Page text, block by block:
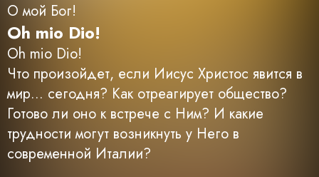
О мой Бог!
Oh mio Dio!
Oh mio Dio!
Что произойдет, если Иисус Христос явится в
мир... сегодня? Как отреагирует общество?
Готово ли оно к встрече с Ним? И какие
трудности могут возникнуть у Него в
современной Италии?